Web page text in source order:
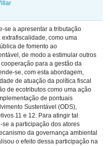
se a apresentar a tributação
como uma
de fomento ao
de modo a estimular outros
para a gestão da
se, com esta abordagem,
de atuação da política fiscal
de ecotributos como uma ação
de pontuais
Sustentável (ODS),
11 e 12. Para atingir tal
a participação dos atores
da governança ambiental
o efeito dessa participação na